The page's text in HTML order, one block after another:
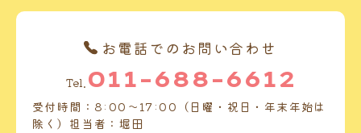
お電話でのお問い合わせ
Tel. 011-688-6612
受付時間：8:00～17:00（日曜・祝日・年末年始は
除く）担当者：堀田